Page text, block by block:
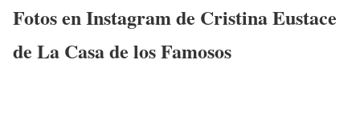
Fotos en Instagram de Cristina Eustace
de La Casa de los Famosos